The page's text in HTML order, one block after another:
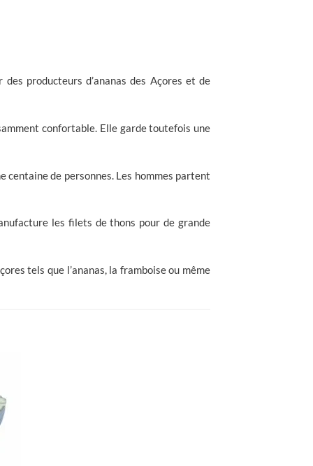
producteurs d’ananas des Açores et de
confortable. Elle garde toutefois une
centaine de personnes. Les hommes partent
les filets de thons pour de grande
tels que l’ananas, la framboise ou même